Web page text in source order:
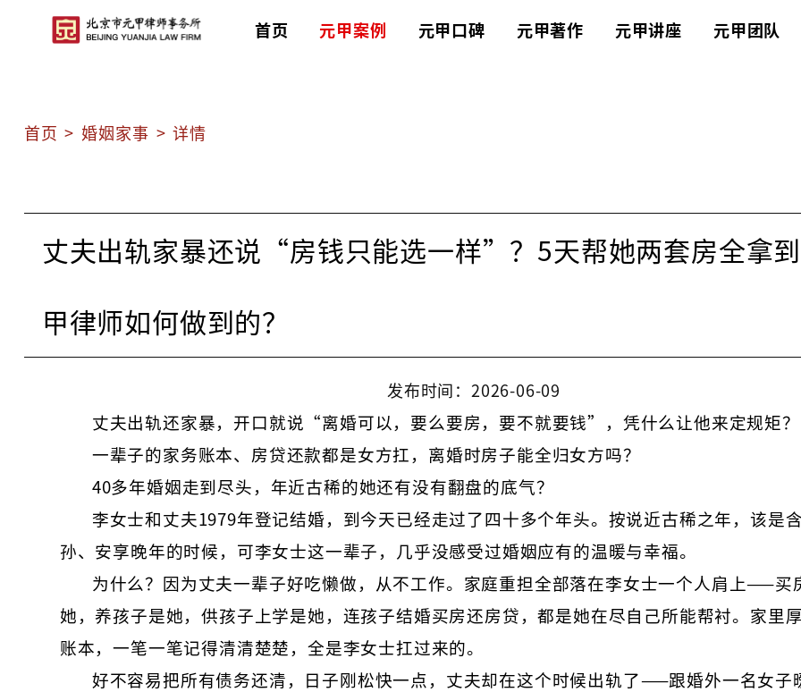
首页 元甲案例 元甲口碑 元甲著作 元甲讲座 元甲团队
首页 > 婚姻家事 > 详情
丈夫出轨家暴还说“房钱只能选一样”？5天帮她两套房全拿
甲律师如何做到的？
发布时间：2026-06-09
丈夫出轨还家暴，开口就说“离婚可以，要么要房，要不就要钱”，凭什么让他来定规矩？
一辈子的家务账本、房贷还款都是女方扛，离婚时房子能全归女方吗？
40多年婚姻走到尽头，年近古稀的她还有没有翻盘的底气？
李女士和丈夫1979年登记结婚，到今天已经走过了四十多个年头。按说近古稀之年，该是
孙、安享晚年的时候，可李女士这一辈子，几乎没感受过婚姻应有的温暖与幸福。
为什么？因为丈夫一辈子好吃懒做，从不工作。家庭重担全部落在李女士一个人肩上——买
她，养孩子是她，供孩子上学是她，连孩子结婚买房还房贷，都是她在尽自己所能帮衬。家里
账本，一笔一笔记得清清楚楚，全是李女士扛过来的。
好不容易把所有债务还清，日子刚松快一点，丈夫却在这个时候出轨了——跟婚外一名女子